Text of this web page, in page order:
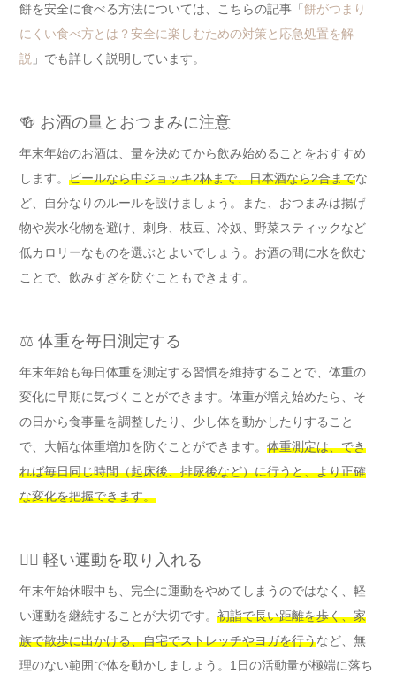
餅を安全に食べる方法については、こちらの記事「 餅がつまり
にくい食べ方とは？安全に楽しむための対策と応急処置を解
説 」でも詳しく説明しています。
🍻 お酒の量とおつまみに注意
年末年始のお酒は、量を決めてから飲み始めることをおすすめ
します。 ビールなら中ジョッキ2杯まで、日本酒なら2合までな
ど、自分なりのルールを設けましょう。また、おつまみは揚げ
物や炭水化物を避け、刺身、枝豆、冷奴、野菜スティックなど
低カロリーなものを選ぶとよいでしょう。お酒の間に水を飲む
ことで、飲みすぎを防ぐこともできます。
⚖️ 体重を毎日測定する
年末年始も毎日体重を測定する習慣を維持することで、体重の
変化に早期に気づくことができます。体重が増え始めたら、そ
の日から食事量を調整したり、少し体を動かしたりすること
で、大幅な体重増加を防ぐことができます。 体重測定は、でき
れば毎日同じ時間（起床後、排尿後など）に行うと、より正確
な変化を把握できます。
🚶‍♂️ 軽い運動を取り入れる
年末年始休暇中も、完全に運動をやめてしまうのではなく、軽
い運動を継続することが大切です。 初詣で長い距離を歩く、家
族で散歩に出かける、自宅でストレッチやヨガを行うなど、無
理のない範囲で体を動かしましょう。1日の活動量が極端に落ち